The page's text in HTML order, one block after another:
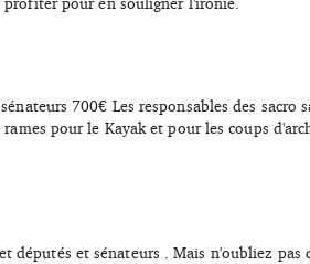
700€ Les responsables des sacro
pour le Kayak et pour les coups
députés et sénateurs . Mais n'oubliez pas